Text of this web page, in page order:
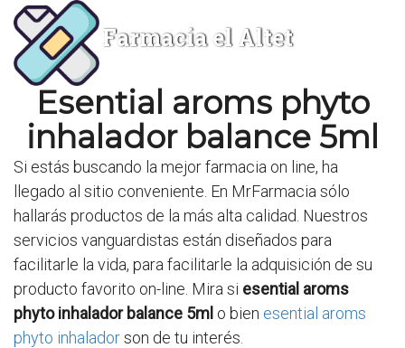
Farmacia el Altet
Esential aroms phyto
inhalador balance 5ml
Si estás buscando la mejor farmacia on line, ha
llegado al sitio conveniente. En MrFarmacia sólo
hallarás productos de la más alta calidad. Nuestros
servicios vanguardistas están diseñados para
facilitarle la vida, para facilitarle la adquisición de su
producto favorito on-line. Mira si esential aroms
phyto inhalador balance 5ml o bien esential aroms
phyto inhaladorson de tu interés.